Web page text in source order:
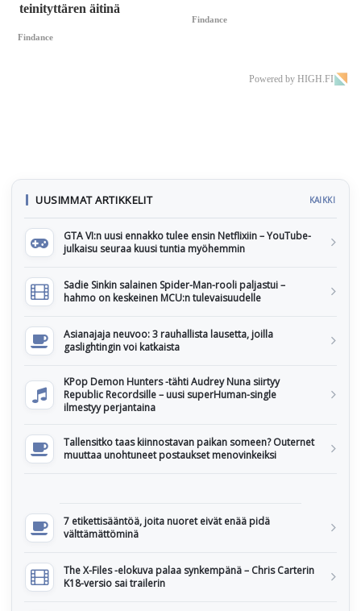
teinityttären äitinä
Findance
Findance
Powered by HIGH.FI
UUSIMMAT ARTIKKELIT KAIKKI
GTA VI:n uusi ennakko tulee ensin Netflixiin – YouTube-
julkaisu seuraa kuusi tuntia myöhemmin
Sadie Sinkin salainen Spider-Man-rooli paljastui –
hahmo on keskeinen MCU:n tulevaisuudelle
Asianajaja neuvoo: 3 rauhallista lausetta, joilla
gaslightingin voi katkaista
KPop Demon Hunters -tähti Audrey Nuna siirtyy
Republic Recordsille – uusi superHuman-single
ilmestyy perjantaina
Tallensitko taas kiinnostavan paikan someen? Outernet
muuttaa unohtuneet postaukset menovinkeiksi
7 etikettisääntöä, joita nuoret eivät enää pidä
välttämättöminä
The X-Files -elokuva palaa synkempänä – Chris Carterin
K18-versio sai trailerin